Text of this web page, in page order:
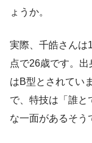
ょうか。
実際、千皓さんは
点で26歳です。
はB型とされてい
で、特技は「誰と
な一面があるそう